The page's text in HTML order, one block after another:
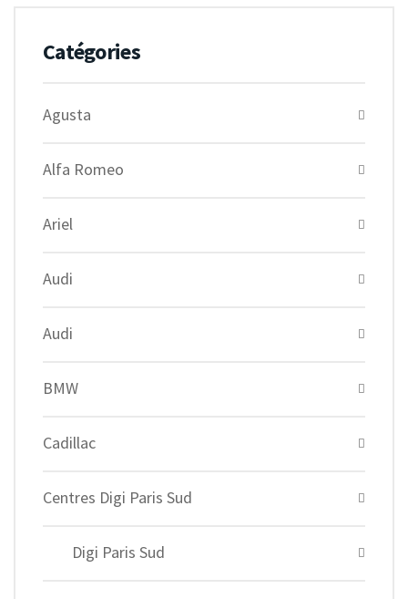
Catégories
Agusta
Alfa Romeo
Ariel
Audi
Audi
BMW
Cadillac
Centres Digi Paris Sud
Digi Paris Sud